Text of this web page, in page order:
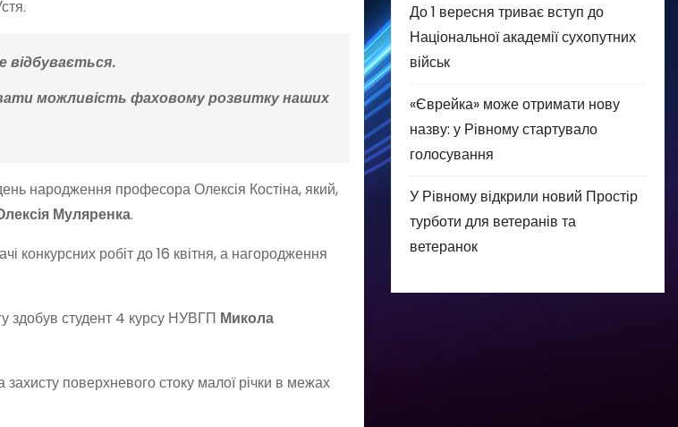
відбувається.
можливість фаховому розвитку наших
народження професора Олексія Костіна, який,
Муляренка.
конкурсних робіт до 16 квітня, а нагородження
здобув студент 4 курсу НУВГП Микола
поверхневого стоку малої річки в межах
До 1 вересня триває вступ до
Національної академії сухопутних
військ
«Єврейка» може отримати нову
назву: у Рівному стартувало
голосування
У Рівному відкрили новий Простір
турботи для ветеранів та
ветеранок